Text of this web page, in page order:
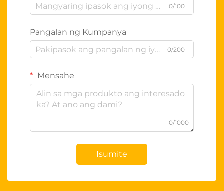
0/100
Pangalan ng Kumpanya
0/200
Mensahe
0/1000
Isumite